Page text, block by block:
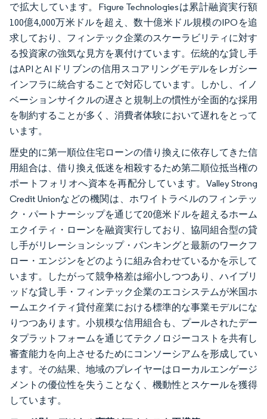
で拡大しています。Figure Technologiesは累計融資実行額
100億4,000万米ドルを超え、数十億米ドル規模のIPOを追
求しており、フィンテック企業のスケーラビリティに対す
る投資家の強気な見方を裏付けています。伝統的な貸し手
はAPIとAIドリブンの信用スコアリングモデルをレガシー
インフラに統合することで対応しています。しかし、イノ
ベーションサイクルの遅さと規制上の慣性が全面的な採用
を制約することが多く、消費者体験において遅れをとって
います。
歴史的に第一順位住宅ローンの借り換えに依存してきた信
用組合は、借り換え低迷を相殺するため第二順位抵当権の
ポートフォリオへ資本を再配分しています。Valley Strong
Credit Unionなどの機関は、ホワイトラベルのフィンテッ
ク・パートナーシップを通じて20億米ドルを超えるホーム
エクイティ・ローンを融資実行しており、協同組合型の貸
し手がリレーションシップ・バンキングと最新のワークフ
ロー・エンジンをどのように組み合わせているかを示して
います。したがって競争格差は縮小しつつあり、ハイブリ
ッドな貸し手・フィンテック企業のエコシステムが米国ホ
ームエクイティ貸付産業における標準的な事業モデルにな
りつつあります。小規模な信用組合も、プールされたデー
タプラットフォームを通じてテクノロジーコストを共有し
審査能力を向上させるためにコンソーシアムを形成してい
ます。その結果、地域のプレイヤーはローカルエンゲージ
メントの優位性を失うことなく、機動性とスケールを獲得
しています。